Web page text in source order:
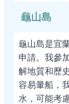
龜山島
龜山島是宜
申請。我參
解地質和歷
容易暈船，
水，可能考